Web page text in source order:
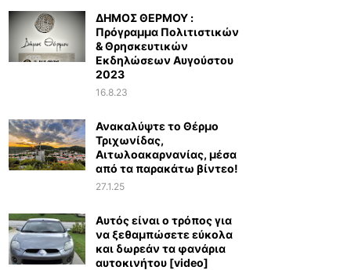
ΔΗΜΟΣ ΘΕΡΜΟΥ :
Πρόγραμμα Πολιτιστικών
& Θρησκευτικών
Εκδηλώσεων Αυγούστου
2023
16.8.23
Ανακαλύψτε το Θέρμο
Τριχωνίδας,
Αιτωλοακαρνανίας, μέσα
από τα παρακάτω βίντεο!
27.1.25
Αυτός είναι ο τρόπος για
να ξεθαμπώσετε εύκολα
και δωρεάν τα φανάρια
αυτοκινήτου [video]